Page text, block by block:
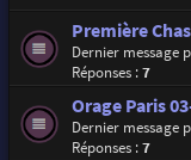
Première
Dernier message
Réponses :7
Orage Paris
Dernier message
Réponses :7